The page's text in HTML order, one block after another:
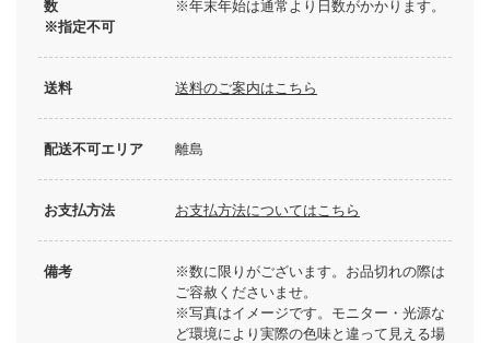
数
※指定不可
※年末年始は通常より日数がかかります。
送料 送料のご案内はこちら
配送不可エリア 離島
お支払方法 お支払方法についてはこちら
備考
※数に限りがございます。お品切れの際は
ご容赦くださいませ。
※写真はイメージです。モニター・光源な
ど環境により実際の色味と違って見える場